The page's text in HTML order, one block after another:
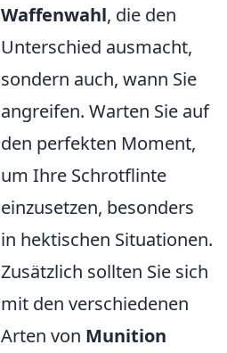
Waffenwahl, die den
Unterschied ausmacht,
sondern auch, wann Sie
angreifen. Warten Sie auf
den perfekten Moment,
um Ihre Schrotflinte
einzusetzen, besonders
in hektischen Situationen.
Zusätzlich sollten Sie sich
mit den verschiedenen
Arten von Munition